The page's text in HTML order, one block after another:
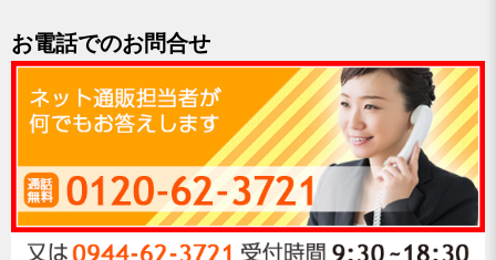
お電話でのお問合せ